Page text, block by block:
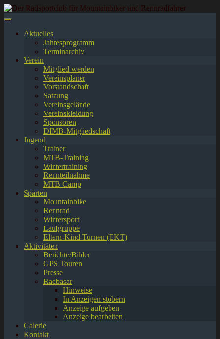
Springe
zum
Aktuelles
Jahresprogramm
Terminarchiv
Verein
Mitglied werden
Vereinsplaner
Vorstandschaft
Satzung
Vereinsgelände
Vereinskleidung
Sponsoren
DIMB-Mitgliedschaft
Jugend
Trainer
MTB-Training
Wintertraining
Rennteilnahme
MTB Camp
Sparten
Mountainbike
Rennrad
Wintersport
Laufgruppe
Eltern-Kind-Turnen (EKT)
Aktivitäten
Berichte/Bilder
GPS Touren
Presse
Radbasar
Hinweise
In Anzeigen stöbern
Anzeige aufgeben
Anzeige bearbeiten
Galerie
Kontakt